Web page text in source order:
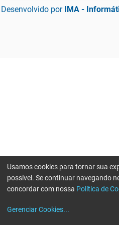
Desenvolvido por IMA -
Usamos cookies para tornar sua
possível. Se continuar navegando
concordar com nossa Política de
Gerenciar Cookies...
Erro ao enviar informações, por